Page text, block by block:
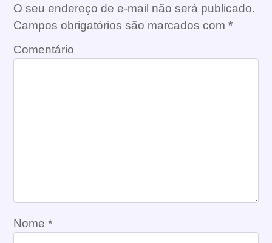
O seu endereço de e-mail não será publicado.
Campos obrigatórios são marcados com *
Comentário
Nome *